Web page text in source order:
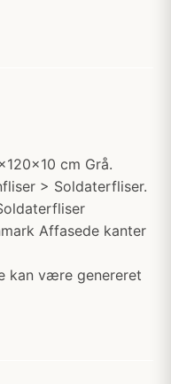
cm Grå.
> Soldaterfliser.
Affasede kanter
kan være genereret